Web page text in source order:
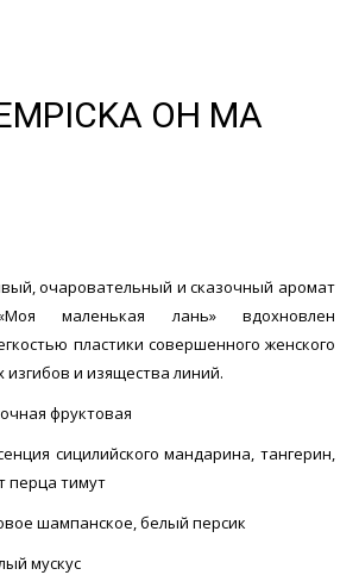
OH MA
очаровательный и сказочный аромат
маленькая лань» вдохновлен
пластики совершенного женского
изгибов и изящества линий.
фруктовая
сицилийского мандарина, тангерин,
перца тимут
шампанское, белый персик
мускус